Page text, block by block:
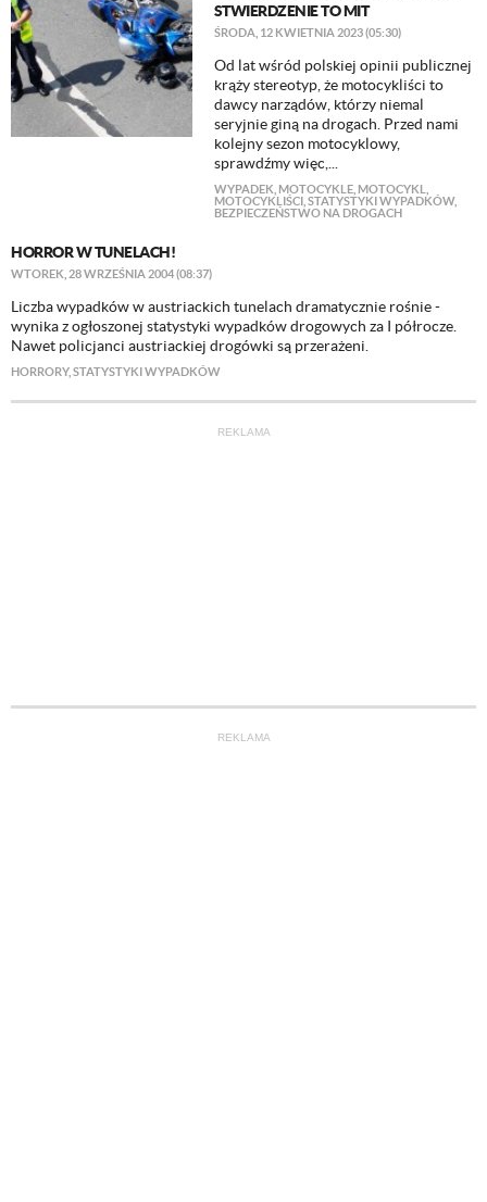
STWIERDZENIE TO MIT
ŚRODA, 12 KWIETNIA 2023 (05:30)
Od lat wśród polskiej opinii publicznej
krąży stereotyp, że motocykliści to
dawcy narządów, którzy niemal
seryjnie giną na drogach. Przed nami
kolejny sezon motocyklowy,
sprawdźmy więc,...
WYPADEK MOTOCYKLE, MOTOCYKL
MOTOCYKLIŚCI, STATYSTYKI WYPADKÓW,
BEZPIECZEŃSTWO NA DROGACH
HORROR W TUNELACH!
WTOREK, 28 WRZEŚNIA 2004 (08:37)
Liczba wypadków w austriackich tunelach dramatycznie rośnie -
wynika z ogłoszonej statystyki wypadków drogowych za I półrocze.
Nawet policjanci austriackiej drogówki są przerażeni.
HORRORY, STATYSTYKI WYPADKÓW
REKLAMA
REKLAMA